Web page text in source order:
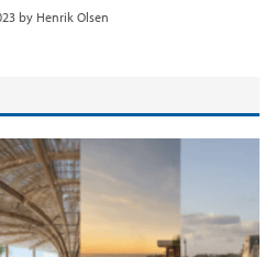
by Henrik Olsen